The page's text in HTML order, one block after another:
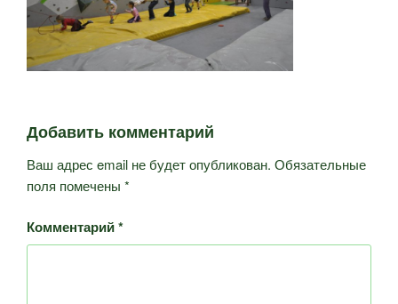
Добавить комментарий
Ваш адрес email не будет опубликован. Обязательные
поля помечены *
Комментарий*